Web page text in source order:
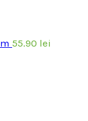
55.90 lei